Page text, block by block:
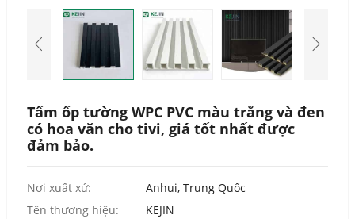
Tấm ốp tường WPC PVC màu trắng và đen
có hoa văn cho tivi, giá tốt nhất được
đảm bảo.
Nơi xuất xứ:
Anhui, Trung Quốc
Tên thương hiệu:
KEJIN
Japanese
French
Myanmar